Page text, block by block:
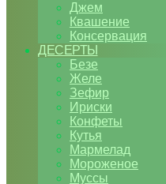
Джем
Квашение
Консервация
ДЕСЕРТЫ
Безе
Желе
Зефир
Ириски
Конфеты
Кутья
Мармелад
Мороженое
Муссы